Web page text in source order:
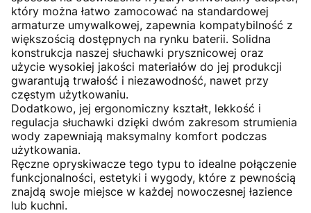
który można łatwo zamocować na standardowej
armaturze umywalkowej, zapewnia kompatybilność z
większością dostępnych na rynku baterii. Solidna
konstrukcja naszej słuchawki prysznicowej oraz
użycie wysokiej jakości materiałów do jej produkcji
gwarantują trwałość i niezawodność, nawet przy
częstym użytkowaniu.
Dodatkowo, jej ergonomiczny kształt, lekkość i
regulacja słuchawki dzięki dwóm zakresom strumienia
wody zapewniają maksymalny komfort podczas
użytkowania.
Ręczne opryskiwacze tego typu to idealne połączenie
funkcjonalności, estetyki i wygody, które z pewnością
znajdą swoje miejsce w każdej nowoczesnej łazience
lub kuchni.